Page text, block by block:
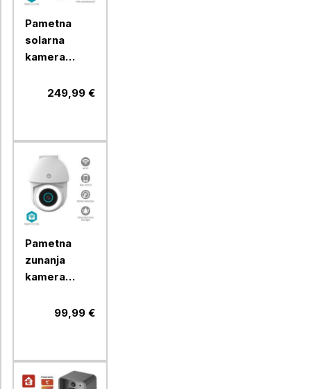
Pametna
solarna
kamera
SIMCBO50WT
249,99 €
Pametna
zunanja
kamera
WIFICO22CWT
99,99 €